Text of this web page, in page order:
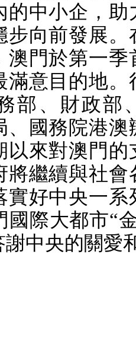
的中小企，助
步向前發展。
澳門於第一季
滿意目的地。
部、財政部
、國務院港澳
以來對澳門的
將繼續與社會
實好中央一系
國際大都市“
中央的關愛